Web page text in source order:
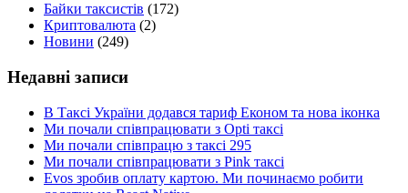
Байки таксистів (172)
Криптовалюта (2)
Новини (249)
Недавні записи
В Таксі України додався тариф Економ та нова іконка
Ми почали співпрацювати з Opti таксі
Ми почали співпрацю з таксі 295
Ми почали співпрацювати з Pink таксі
Evos зробив оплату картою. Ми починаємо робити